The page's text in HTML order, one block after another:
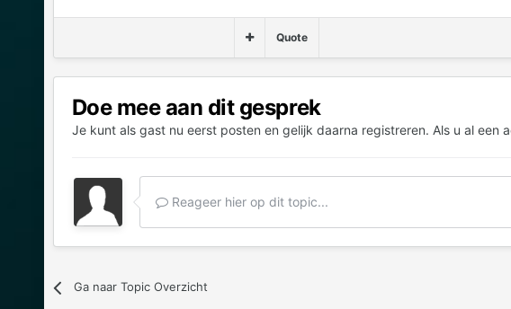
Quote
Doe mee aan dit gesprek
Je kunt als gast nu eerst posten en gelijk daarna registreren. Als u al een
Reageer hier op dit topic...
Ga naar Topic Overzicht